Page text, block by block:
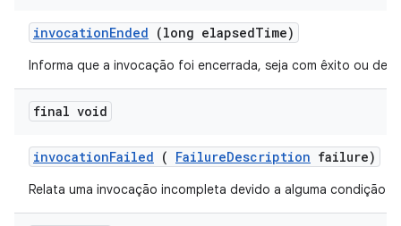
invocationEnded (long elapsedTime)
Informa que a invocação foi encerrada, seja com êxito ou
final void
invocationFailed ( FailureDescription failure)
Relata uma invocação incompleta devido a alguma condição